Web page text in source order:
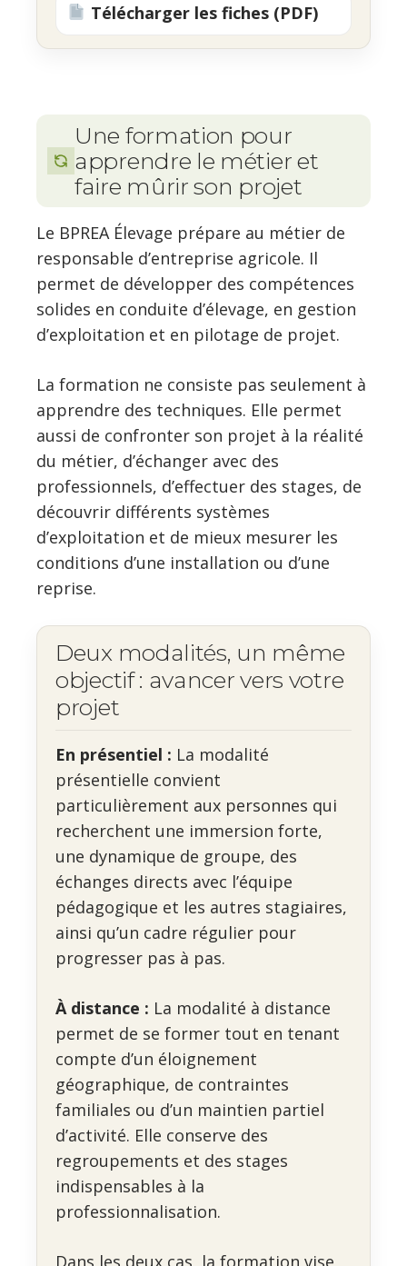
Télécharger les fiches (PDF)
Une formation pour
apprendre le métier et
faire mûrir son projet
Le BPREA Élevage prépare au métier de
responsable d’entreprise agricole. Il
permet de développer des compétences
solides en conduite d’élevage, en gestion
d’exploitation et en pilotage de projet.
La formation ne consiste pas seulement à
apprendre des techniques. Elle permet
aussi de confronter son projet à la réalité
du métier, d’échanger avec des
professionnels, d’effectuer des stages, de
découvrir différents systèmes
d’exploitation et de mieux mesurer les
conditions d’une installation ou d’une
reprise.
Deux modalités, un même
objectif : avancer vers votre
projet
En présentiel : La modalité
présentielle convient
particulièrement aux personnes qui
recherchent une immersion forte,
une dynamique de groupe, des
échanges directs avec l’équipe
pédagogique et les autres stagiaires,
ainsi qu’un cadre régulier pour
progresser pas à pas.
À distance : La modalité à distance
permet de se former tout en tenant
compte d’un éloignement
géographique, de contraintes
familiales ou d’un maintien partiel
d’activité. Elle conserve des
regroupements et des stages
indispensables à la
professionnalisation.
Dans les deux cas, la formation vise